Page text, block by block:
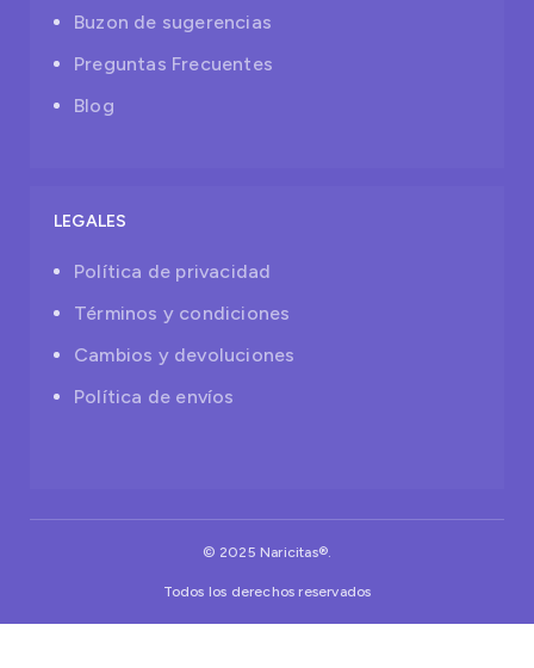
Buzon de sugerencias
Preguntas Frecuentes
Blog
LEGALES
Política de privacidad
Términos y condiciones
Cambios y devoluciones
Política de envíos
© 2025 Naricitas®.
Todos los derechos reservados